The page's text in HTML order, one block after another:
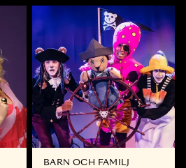
BARN OCH FAMILJ